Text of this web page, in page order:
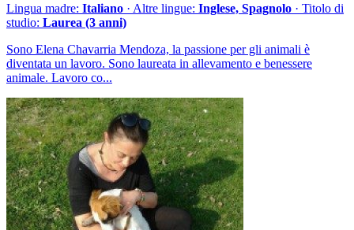
Lingua madre: Italiano · Altre lingue: Inglese, Spagnolo · Titolo di
studio: Laurea (3 anni)
Sono Elena Chavarria Mendoza, la passione per gli animali è
diventata un lavoro. Sono laureata in allevamento e benessere
animale. Lavoro co...